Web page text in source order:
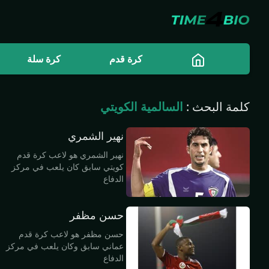
كرة قدم كرة سلة
كلمة البحث : السالمية الكويتي
نهير الشمري
نهير الشمري هو لاعب كرة قدم
كويتي سابق كان يلعب في مركز
الدفاع
حسن مظفر
حسن مظفر هو لاعب كرة قدم
عماني سابق وكان يلعب في مركز
الدفاع